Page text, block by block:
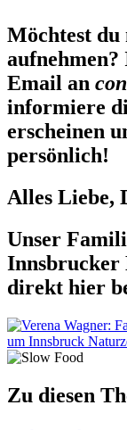
Möchtest
Email an
informiere
erscheinen
persönlich!
Alles Liebe,
Unser
Innsbrucker
direkt hier
Zu diesen